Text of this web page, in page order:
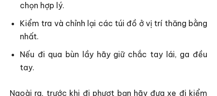
chọn hợp lý.
Kiểm tra và chỉnh lại các túi đồ ở vị trí thăng bằng
nhất.
Nếu đi qua bùn lầy hãy giữ chắc tay lái, ga đều
tay.
Ngoài ra, trước khi đi phượt bạn hãy đưa xe đi kiểm